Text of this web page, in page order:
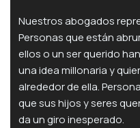
Nuestros abogados
Personas que están
ellos o un ser querido
una idea millonaria y
alrededor de ella.
que sus hijos y seres
da un giro inesperado.